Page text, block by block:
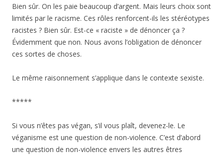
Bien sûr. On les paie beaucoup d’argent. Mais leurs choix sont
limités par le racisme. Ces rôles renforcent-ils les stéréotypes
racistes ? Bien sûr. Est-ce « raciste » de dénoncer ça ?
Évidemment que non. Nous avons l’obligation de dénoncer
ces sortes de choses.
Le même raisonnement s’applique dans le contexte sexiste.
*****
Si vous n’êtes pas végan, s’il vous plaît, devenez-le. Le
véganisme est une question de non-violence. C’est d’abord
une question de non-violence envers les autres êtres